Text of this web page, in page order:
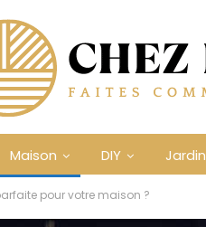
Maison DIY Jardin
pour votre maison ?